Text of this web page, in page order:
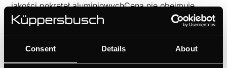
Consent Details About
jakości pokręteł aluminiowychCena nie obejmuje
wykończenia (listwy, uchwyty)